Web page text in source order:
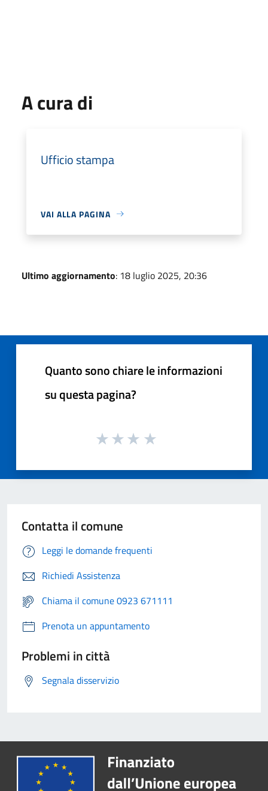
A cura di
Ufficio stampa
VAI ALLA PAGINA
Ultimo aggiornamento: 18 luglio 2025, 20:36
Quanto sono chiare le informazioni
su questa pagina?
Contatta il comune
Leggi le domande frequenti
Richiedi Assistenza
Chiama il comune 0923 671111
Prenota un appuntamento
Problemi in città
Segnala disservizio